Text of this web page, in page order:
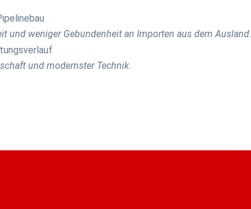
und weniger Gebundenheit an Importen aus dem Ausland.
und modernster Technik.